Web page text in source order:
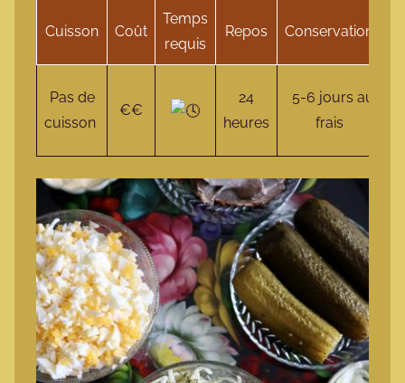
Cuisson Coût
Temps
requis
Repos Conservation
Pas de
cuisson
€€
24
heures
5-6 jours au
frais